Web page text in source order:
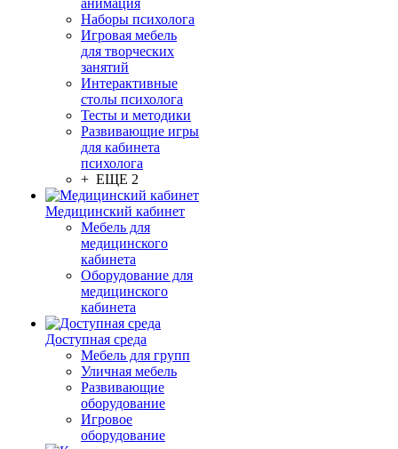
анимация
Наборы психолога
Игровая мебель
для творческих
занятий
Интерактивные
столы психолога
Тесты и методики
Развивающие игры
для кабинета
психолога
+ ЕЩЕ 2
Медицинский кабинет
Мебель для
медицинского
кабинета
Оборудование для
медицинского
кабинета
Доступная среда
Мебель для групп
Уличная мебель
Развивающие
оборудование
Игровое
оборудование